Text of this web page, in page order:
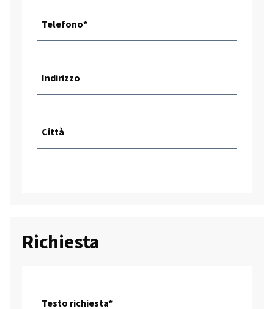
Telefono*
Indirizzo
Città
Richiesta
Testo richiesta*